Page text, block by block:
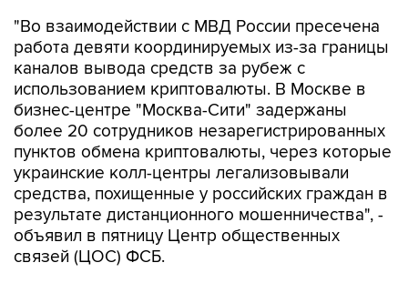
"Во взаимодействии с МВД России пресечена
работа девяти координируемых из-за границы
каналов вывода средств за рубеж с
использованием криптовалюты. В Москве в
бизнес-центре "Москва-Сити" задержаны
более 20 сотрудников незарегистрированных
пунктов обмена криптовалюты, через которые
украинские колл-центры легализовывали
средства, похищенные у российских граждан в
результате дистанционного мошенничества", -
объявил в пятницу Центр общественных
связей (ЦОС) ФСБ.